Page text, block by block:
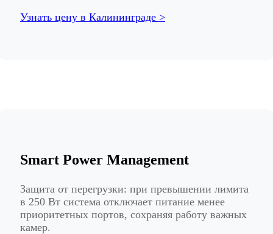
Узнать цену в Калининграде >
Smart Power Management
Защита от перегрузки: при превышении лимита
в 250 Вт система отключает питание менее
приоритетных портов, сохраняя работу важных
камер.